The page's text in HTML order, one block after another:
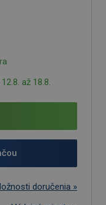
až 18.8.
doručenia »